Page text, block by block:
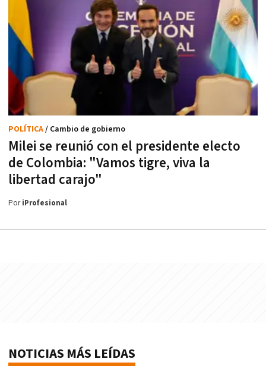
Milei se reunió con el presidente electo
de Colombia: "Vamos tigre, viva la
libertad carajo"
POLÍTICA/ Cambio de gobierno
PoriProfesional
NOTICIAS MÁS LEÍDAS